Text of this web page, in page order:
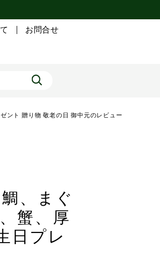
お問合せ
ゼント 贈り物 敬老の日 御中元のレビュー
、まぐ
蟹、厚
日プレ